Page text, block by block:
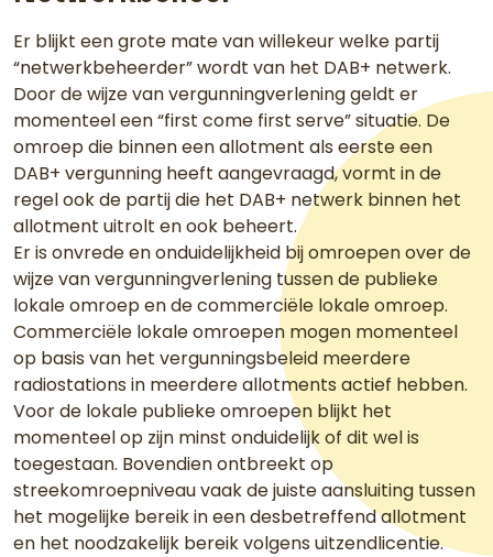
Er blijkt een grote mate van willekeur welke partij
“netwerkbeheerder” wordt van het DAB+ netwerk.
Door de wijze van vergunningverlening geldt er
momenteel een “first come first serve” situatie. De
omroep die binnen een allotment als eerste een
DAB+ vergunning heeft aangevraagd, vormt in de
regel ook de partij die het DAB+ netwerk binnen het
allotment uitrolt en ook beheert.
Er is onvrede en onduidelijkheid bij omroepen over de
wijze van vergunningverlening tussen de publieke
lokale omroep en de commerciële lokale omroep.
Commerciële lokale omroepen mogen momenteel
op basis van het vergunningsbeleid meerdere
radiostations in meerdere allotments actief hebben.
Voor de lokale publieke omroepen blijkt het
momenteel op zijn minst onduidelijk of dit wel is
toegestaan. Bovendien ontbreekt op
streekomroepniveau vaak de juiste aansluiting tussen
het mogelijke bereik in een desbetreffend allotment
en het noodzakelijk bereik volgens uitzendlicentie.